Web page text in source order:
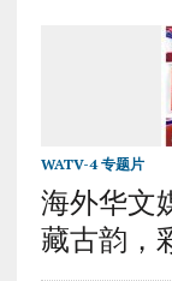
WATV-4 专题片
海外华文
藏古韵，